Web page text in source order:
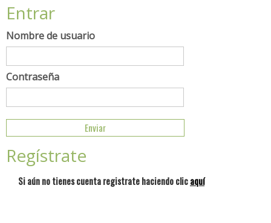
Entrar
Nombre de usuario
Contraseña
Regístrate
Si aún no tienes cuenta registrate haciendo clicaquí